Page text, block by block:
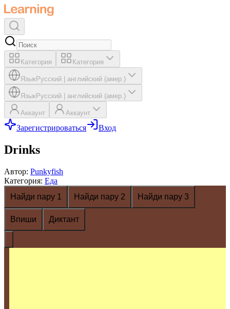
Категория Категория
ЯзыкРусский английский (амер.)
ЯзыкРусский английский (амер.)
Аккаунт Аккаунт
Зарегистрироваться Вход
Drinks
Автор: Punkyfish
Категория: Еда
Найди пару 1
Найди пару 2 Найди пару 3
Впиши Диктант